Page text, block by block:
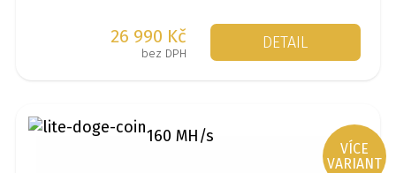
26 990 Kč
bez DPH
DETAIL
VÍCE
VARIANT
160 MH/s